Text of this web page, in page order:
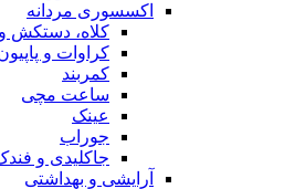
اکسسوری مردانه
کلاه، دستکش
کراوات و
کمربند
ساعت مچی
عینک
جوراب
جاکلیدی و
آرایشی و بهداشتی